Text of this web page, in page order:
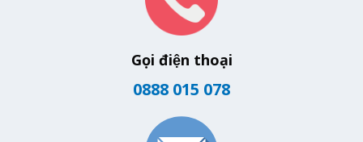
Gọi điện thoại
0888 015 078